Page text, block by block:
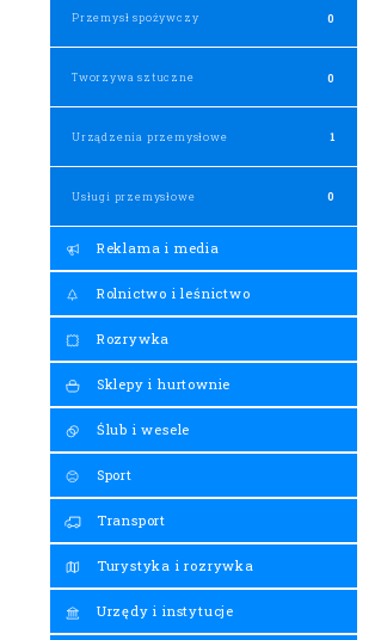
Przemysł spożywczy 0
Tworzywa sztuczne 0
Urządzenia przemysłowe 1
Usługi przemysłowe 0
Reklama i media
Rolnictwo i leśnictwo
Rozrywka
Sklepy i hurtownie
Ślub i wesele
Sport
Transport
Turystyka i rozrywka
Urzędy i instytucje